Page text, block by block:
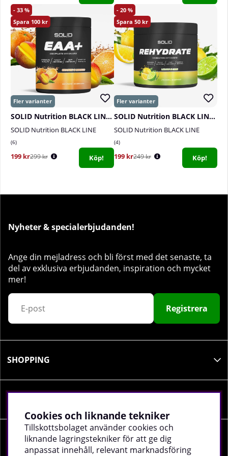
33
100
SOLID Nutrition BLACK LINE EAA+, 440 g
SOLID Nutrition BLACK LINE
6
199 kr299 kr Köp!
20
50
SOLID Nutrition BLACK LINE Rehydrate, 270 g
SOLID Nutrition BLACK LINE
4
199 kr249 kr Köp!
Nyheter & specialerbjudanden!
Ange din mejladress och bli först med det senaste, ta
del av exklusiva erbjudanden, inspiration och mycket
mer!
Registrera
SHOPPING
SOCIALA MEDIER
Cookies och liknande tekniker
Tillskottsbolaget använder cookies och
liknande lagringstekniker för att ge dig
anpassat innehåll, relevant marknadsföring